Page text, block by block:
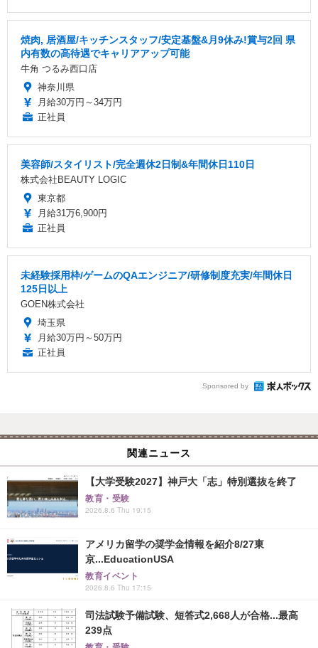
焼肉, 居酒屋/キッチンスタッフ/安定基盤&月9休み!賞与2回 県
内有数の高待遇でキャリアアップ可能
牛角 つるみ西口店
神奈川県
月給30万円～34万円
正社員
美容師/スタイリスト/完全週休2日制&年間休日110日
株式会社BEAUTY LOGIC
東京都
月給31万6,900円
正社員
未経験採用枠/ゲームのQAエンジニア/研修制度充実/年間休日
125日以上
GOEN株式会社
埼玉県
月給30万円～50万円
正社員
Sponsored by
関連ニュース
【大学受験2027】神戸大「志」特別選抜を終了
教育・受験
2026.8.6 Thu 19:15
アメリカ留学の奨学金情報を紹介8/27東
京...EducationUSA
教育イベント
2026.8.6 Thu 17:15
司法試験予備試験、短答式2,668人が合格...最高
239点